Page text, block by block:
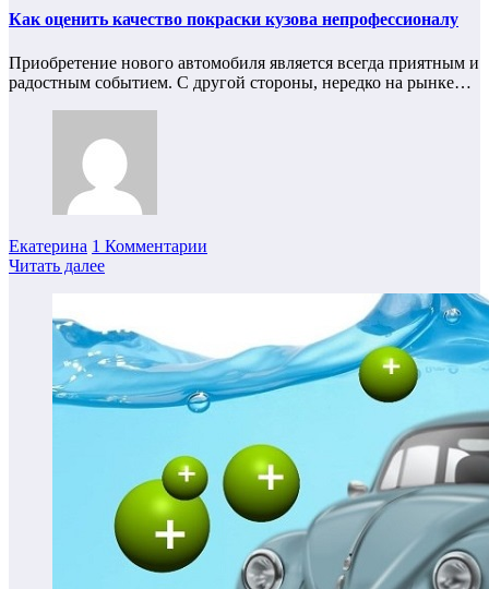
Как оценить качество покраски кузова непрофессионалу
Приобретение нового автомобиля является всегда приятным и
радостным событием. С другой стороны, нередко на рынке…
Екатерина 1 Комментарии
Читать далее